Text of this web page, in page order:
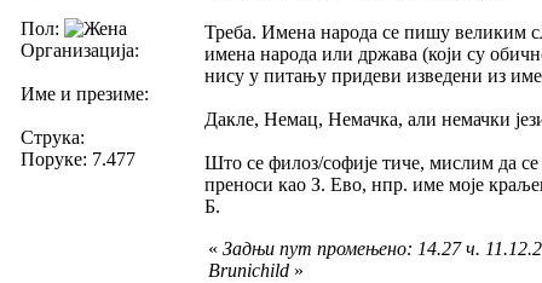
Пол:
Организација:
Име и презиме:
Струка:
Поруке: 7.477
Треба. Имена народа се пишу великим
имена народа или држава (који су
нису у питању придеви изведени из
Дакле, Немац, Немачка, али немачки
Што се филоз/софије тиче, мислим да
преноси као З. Ево, нпр. име моје
Б.
« Задњи пут промењено: 14.27 ч.
Brunichild »